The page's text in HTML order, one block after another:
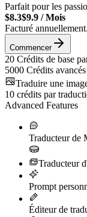
Parfait pour les
$8.3$9.9 /Mois
Facturé annuellement.
Commencer
20 Crédits de base
5000 Crédits
Traduire une
10 crédits par
Advanced Features
Traducteur de
Traducteur
Prompt
Éditeur de